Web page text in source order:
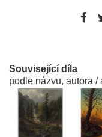
Související díla
podle názvu, autora /